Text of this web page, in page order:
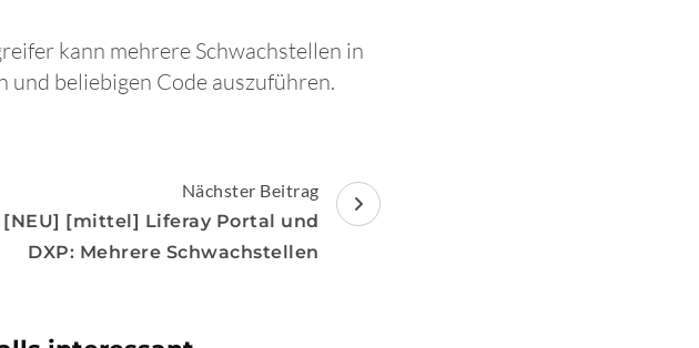
kann mehrere Schwachstellen in
beliebigen Code auszuführen.
Nächster Beitrag
[NEU] [mittel] Liferay Portal und
DXP: Mehrere Schwachstellen